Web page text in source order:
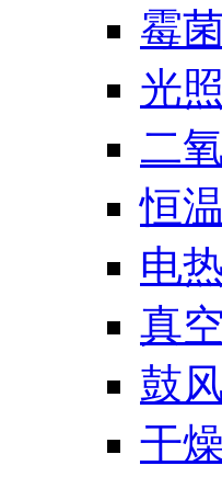
霉
光
二
恒
电
真
鼓
干